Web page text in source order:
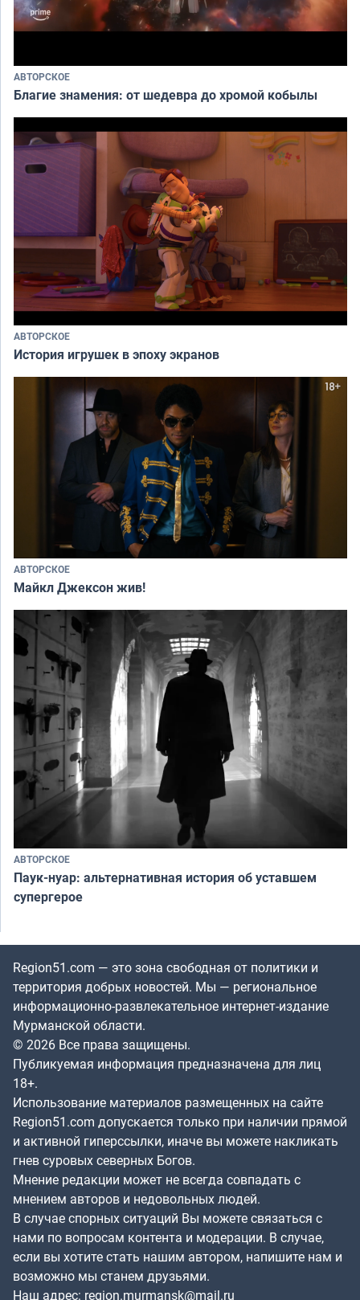
АВТОРСКОЕ
Благие знамения: от шедевра до хромой кобылы
АВТОРСКОЕ
История игрушек в эпоху экранов
АВТОРСКОЕ
Майкл Джексон жив!
АВТОРСКОЕ
Паук-нуар: альтернативная история об уставшем
супергерое
Region51.com — это зона свободная от политики и
территория добрых новостей. Мы — региональное
информационно-развлекательное интернет-издание
Мурманской области.
© 2026 Все права защищены.
Публикуемая информация предназначена для лиц
18+.
Использование материалов размещенных на сайте
Region51.com допускается только при наличии прямой
и активной гиперссылки, иначе вы можете накликать
гнев суровых северных Богов.
Мнение редакции может не всегда совпадать с
мнением авторов и недовольных людей.
В случае спорных ситуаций Вы можете связаться с
нами по вопросам контента и модерации. В случае,
если вы хотите стать нашим автором, напишите нам и
возможно мы станем друзьями.
Наш адрес: region.murmansk@mail.ru